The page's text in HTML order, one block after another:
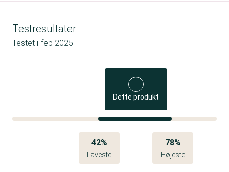
Testresultater
Testet i feb 2025
Dette produkt
42%
Laveste
78%
Højeste